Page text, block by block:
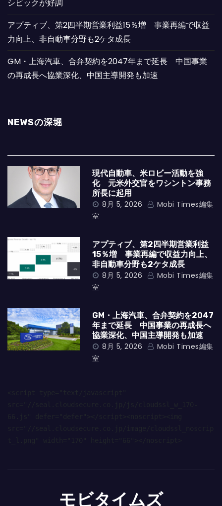
シビックが好調
アプティブ、第2四半期営業利益15％増 事業再編で収益
力向上、非自動車分野も2ケタ成長
GM・上海汽車、合弁契約を2047年まで延長 中国事業
の再成長へ協業深化、中国主導開発も加速
NEWSの深堀
現代自動車、米ロビー活動を強
化 元米外交官をワシントン事務
所長に起用
8月 5, 2026
Mobi Times編集
室
アプティブ、第2四半期営業利益
15％増 事業再編で収益力向上、
非自動車分野も2ケタ成長
8月 5, 2026
Mobi Times編集
室
GM・上海汽車、合弁契約を2047
年まで延長 中国事業の再成長へ
協業深化、中国主導開発も加速
8月 5, 2026
Mobi Times編集
室
モビタイムズ